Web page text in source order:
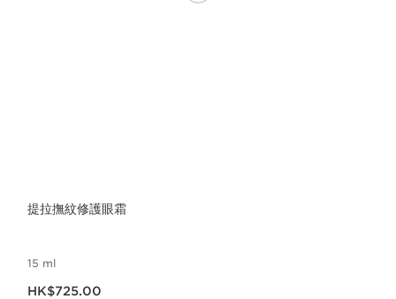
提拉撫紋修護眼霜
15 ml
HK$725.00